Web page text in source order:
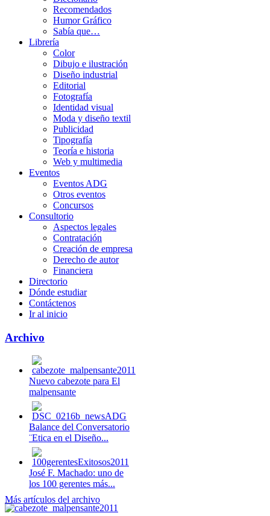
Recomendados
Humor Gráfico
Sabía que…
Librería
Color
Dibujo e ilustración
Diseño industrial
Editorial
Fotografía
Identidad visual
Moda y diseño textil
Publicidad
Tipografía
Teoría e historia
Web y multimedia
Eventos
Eventos ADG
Otros eventos
Concursos
Consultorio
Aspectos legales
Contratación
Creación de empresa
Derecho de autor
Financiera
Directorio
Dónde estudiar
Contáctenos
Ir al inicio
Archivo
Nuevo cabezote para El
malpensante
Balance del Conversatorio
¨Etica en el Diseño...
José F. Machado: uno de
los 100 gerentes más...
Más artículos del archivo